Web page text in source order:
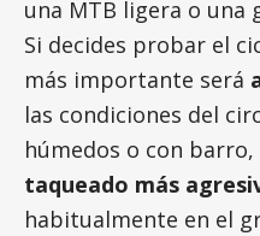
una MTB ligera o una
Si decides probar el
más importante será
las condiciones del
húmedos o con
taqueado más
habitualmente en el